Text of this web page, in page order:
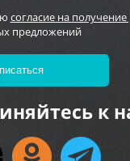
согласие на
предложений
к